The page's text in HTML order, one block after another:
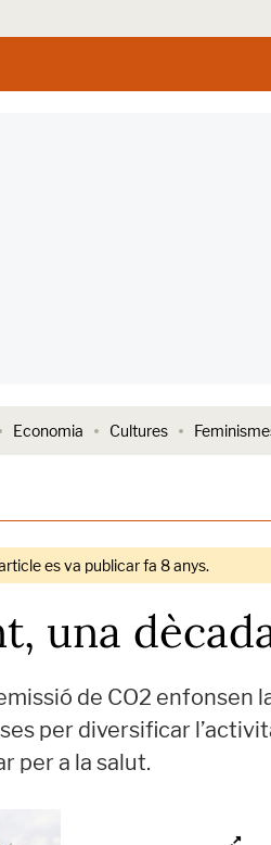
Economia Cultures
es va publicar fa 8 anys.
una
de CO2 enfonsen
per diversificar
per a la salut.